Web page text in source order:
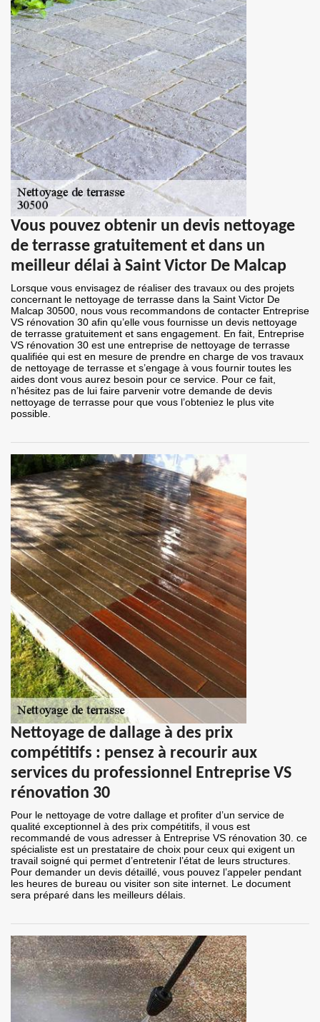
Vous pouvez obtenir un devis nettoyage
de terrasse gratuitement et dans un
meilleur délai à Saint Victor De Malcap
Lorsque vous envisagez de réaliser des travaux ou des projets
concernant le nettoyage de terrasse dans la Saint Victor De
Malcap 30500, nous vous recommandons de contacter Entreprise
VS rénovation 30 afin qu’elle vous fournisse un devis nettoyage
de terrasse gratuitement et sans engagement. En fait, Entreprise
VS rénovation 30 est une entreprise de nettoyage de terrasse
qualifiée qui est en mesure de prendre en charge de vos travaux
de nettoyage de terrasse et s’engage à vous fournir toutes les
aides dont vous aurez besoin pour ce service. Pour ce fait,
n’hésitez pas de lui faire parvenir votre demande de devis
nettoyage de terrasse pour que vous l’obteniez le plus vite
possible.
Nettoyage de dallage à des prix
compétitifs : pensez à recourir aux
services du professionnel Entreprise VS
rénovation 30
Pour le nettoyage de votre dallage et profiter d’un service de
qualité exceptionnel à des prix compétitifs, il vous est
recommandé de vous adresser à Entreprise VS rénovation 30. ce
spécialiste est un prestataire de choix pour ceux qui exigent un
travail soigné qui permet d’entretenir l’état de leurs structures.
Pour demander un devis détaillé, vous pouvez l’appeler pendant
les heures de bureau ou visiter son site internet. Le document
sera préparé dans les meilleurs délais.